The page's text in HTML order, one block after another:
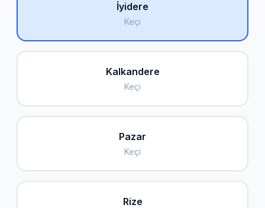
İyidere
Keçi
Kalkandere
Keçi
Pazar
Keçi
Rize